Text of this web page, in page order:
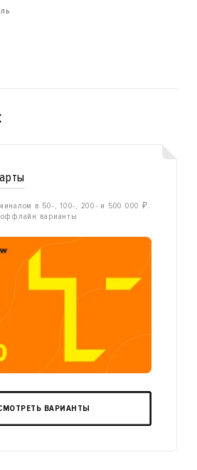
в 50-, 100-, 200- и 500 000 ₽.
варианты
ВАРИАНТЫ